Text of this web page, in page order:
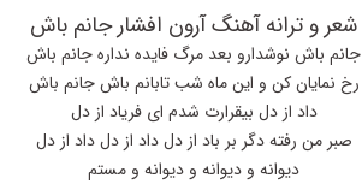
شعر و ترانه آهنگ آرون افشار جانم باش
جانم باش نوشدارو بعد مرگ فایده نداره جانم باش
رخ نمایان کن و این ماه شب تابانم باش جانم باش
داد از دل بیقرارت شدم ای فریاد از دل
صبر من رفته دگر بر باد از دل داد از دل داد از دل
دیوانه و دیوانه و دیوانه و مستم